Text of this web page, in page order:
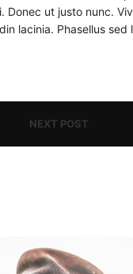
Donec ut justo nunc.
lacinia. Phasellus sed
NEXT POST